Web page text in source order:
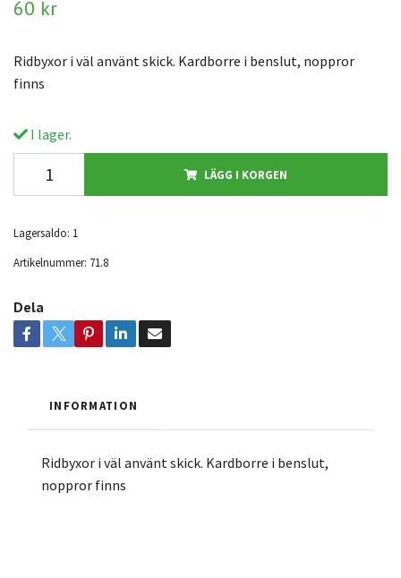
60 kr
Ridbyxor i väl använt skick. Kardborre i benslut, noppror
finns
I lager.
LÄGG I KORGEN
Lagersaldo: 1
Artikelnummer: 71.8
Dela
INFORMATION
Ridbyxor i väl använt skick. Kardborre i benslut,
noppror finns